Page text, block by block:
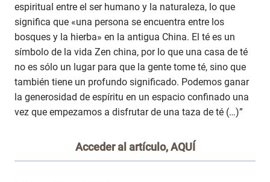
espiritual entre el ser humano y la naturaleza, lo que
significa que «una persona se encuentra entre los
bosques y la hierba» en la antigua China. El té es un
símbolo de la vida Zen china, por lo que una casa de té
no es sólo un lugar para que la gente tome té, sino que
también tiene un profundo significado. Podemos ganar
la generosidad de espíritu en un espacio confinado una
vez que empezamos a disfrutar de una taza de té (…)”
Acceder al artículo,AQUÍ